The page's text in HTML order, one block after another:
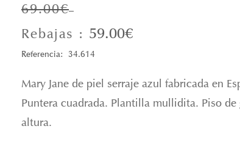
69.00€
Rebajas : 59.00€
Referencia: 34.614
Mary Jane de piel serraje azul fabricada en
Puntera cuadrada. Plantilla mullidita. Piso de
altura.